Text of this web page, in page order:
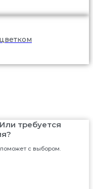
требуется
с выбором.